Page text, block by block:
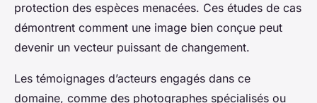
protection des espèces menacées. Ces études de cas
démontrent comment une image bien conçue peut
devenir un vecteur puissant de changement.
Les témoignages d’acteurs engagés dans ce
domaine, comme des photographes spécialisés ou